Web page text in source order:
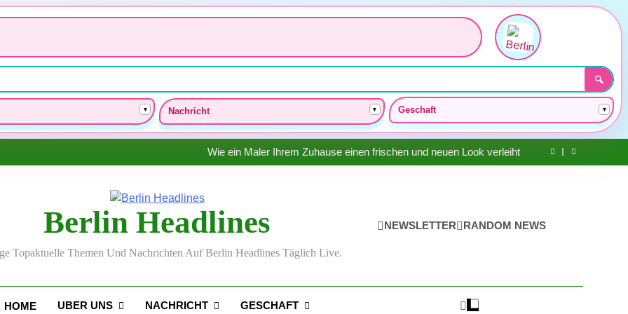
🔍
▾ Nachricht ▾ Geschaft ▾
Aufstelldach nachrüsten: Mehr Raum, mehr Freiheit für Ihren Camper
Wie der Abbruch von Betonwänden im Haus Ihre Renovierung erfolgreich
unterstützt
Wie ein Maler Ihrem Zuhause einen frischen und neuen Look verleiht
Wie ein Bauplaner für mehr Sicherheit und Qualität beim Bauen sorgt
Wie ein Bauplaner für mehr Sicherheit und Qualität beim Bauen sorgt
Aufstelldach nachrüsten: Mehr Raum, mehr Freiheit für Ihren Camper
Berlin Headlines
Topaktuelle Themen Und Nachrichten Auf Berlin Headlines Täglich Live.
NEWSLETTER RANDOM NEWS
HOME UBER UNS NACHRICHT GESCHAFT